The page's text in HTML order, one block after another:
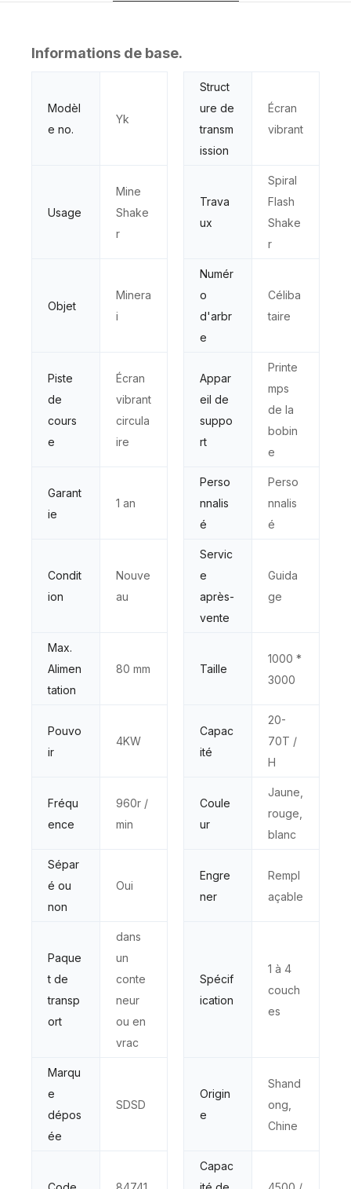
Informations de base.
Modèl
e no.
Yk
Struct
ure de
transm
ission
Écran
vibrant
Usage
Mine
Shake
r
Trava
ux
Spiral
Flash
Shake
r
Objet
Minera
i
Numér
o
d'arbr
e
Céliba
taire
Piste
de
cours
e
Écran
vibrant
circula
ire
Appar
eil de
suppo
rt
Printe
mps
de la
bobin
e
Garant
ie
1 an
Perso
nnalis
é
Perso
nnalis
é
Condit
ion
Nouve
au
Servic
e
après-
vente
Guida
ge
Max.
Alimen
tation
80 mm Taille
1000 *
3000
Pouvo
ir
4KW
Capac
ité
20-
70T /
H
Fréqu
ence
960r /
min
Coule
ur
Jaune,
rouge,
blanc
Sépar
é ou
non
Oui
Engre
ner
Rempl
açable
Paque
t de
transp
ort
dans
un
conte
neur
ou en
vrac
Spécif
ication
1 à 4
couch
es
Marqu
e
dépos
ée
SDSD
Origin
e
Shand
ong,
Chine
Capac